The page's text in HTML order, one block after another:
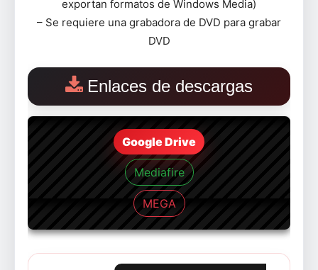
exportan formatos de Windows Media)
– Se requiere una grabadora de DVD para grabar
DVD
Enlaces de descargas
Google Drive
Mediafire
MEGA